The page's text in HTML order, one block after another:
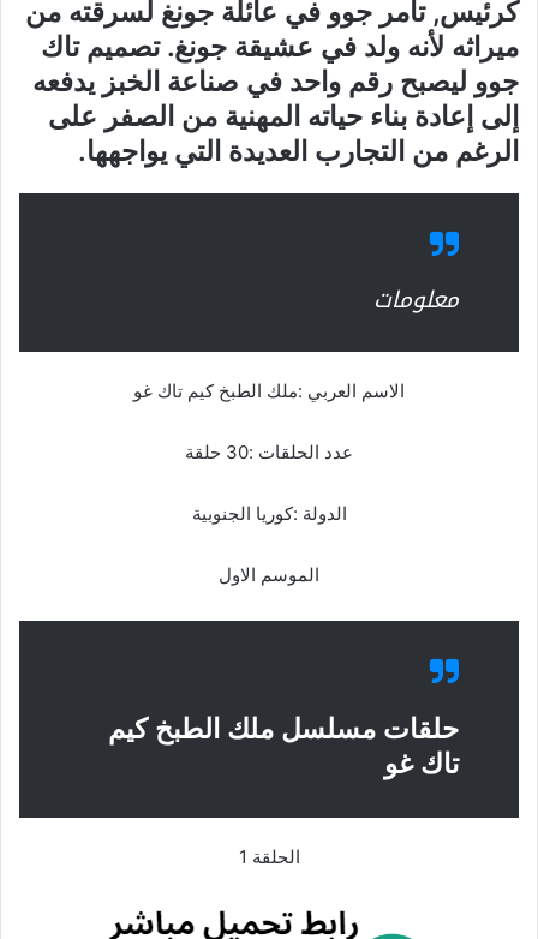
كرئيس, تآمر جوو في عائلة جونغ لسرقته من
ميراثه لأنه ولد في عشيقة جونغ. تصميم تاك
جوو ليصبح رقم واحد في صناعة الخبز يدفعه
إلى إعادة بناء حياته المهنية من الصفر على
الرغم من التجارب العديدة التي يواجهها.
معلومات
الاسم العربي :ملك الطبخ كيم تاك غو
عدد الحلقات :30 حلقة
الدولة :كوريا الجنوبية
الموسم الاول
حلقات مسلسل ملك الطبخ كيم
تاك غو
الحلقة 1